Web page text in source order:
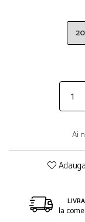
Ai
la